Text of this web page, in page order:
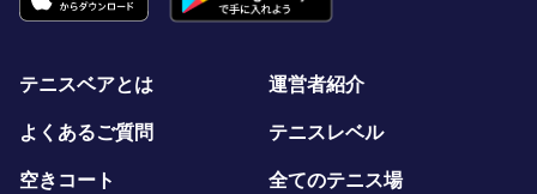
テニスベアとは 運営者紹介
よくあるご質問 テニスレベル
空きコート 全てのテニス場